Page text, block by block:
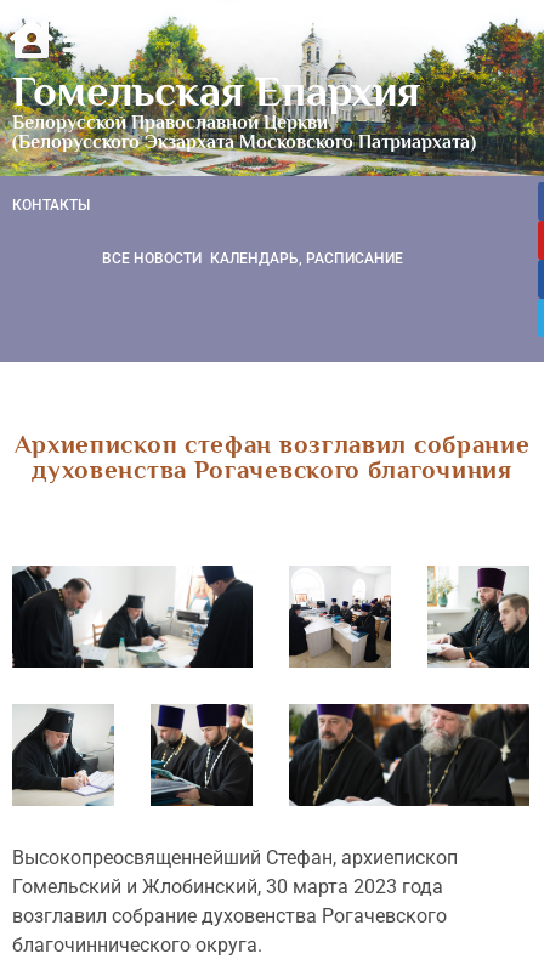
Гомельская Епархия
Белорусской Православной Церкви
(Белорусского Экзархата Московского Патриархата)
КОНТАКТЫ
ВСЕ НОВОСТИ КАЛЕНДАРЬ, РАСПИСАНИЕ
Архиепископ стефан возглавил собрание
духовенства Рогачевского благочиния
Высокопреосвященнейший Стефан, архиепископ
Гомельский и Жлобинский, 30 марта 2023 года
возглавил собрание духовенства Рогачевского
благочиннического округа.